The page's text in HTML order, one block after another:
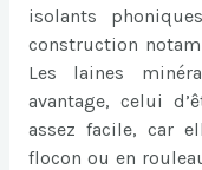
isolants
construction
Les laines
avantage, celui
assez facile, car
flocon ou en